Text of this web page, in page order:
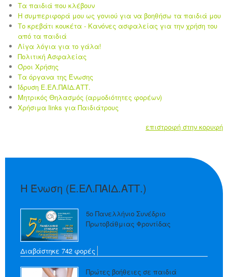
Τα παιδιά που κλέβουν
Η συμπεριφορά μου ως γονιού για να βοηθήσω τα παιδιά μου
Το κρεβάτι κουκέτα - Κανόνες ασφαλείας για την χρήση του
από τα παιδιά
Λίγα λόγια για το γάλα!
Πολιτική Ασφαλείας
Όροι Χρήσης
Τα όργανα της Ένωσης
Ίδρυση Ε.ΕΛ.ΠΑΙΔ.ΑΤΤ.
Μητρικός Θηλασμός (αρμοδιότητες φορέων)
Χρήσιμα links για Παιδιάτρους
επιστροφή στην κορυφή
Η Ένωση (Ε.ΕΛ.ΠΑΙΔ.ΑΤΤ.)
5ο Πανελλήνιο Συνέδριο
Πρωτοβάθμιας Φροντίδας
Διαβάστηκε 742 φορές
Πρώτες βοήθειες σε παιδιά